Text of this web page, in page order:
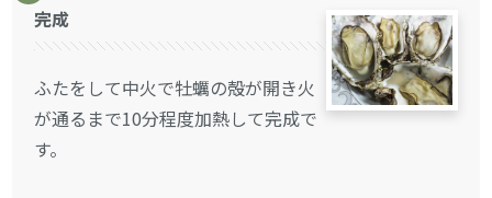
完成
ふたをして中火で牡蠣の殻が開き火
が通るまで10分程度加熱して完成で
す。